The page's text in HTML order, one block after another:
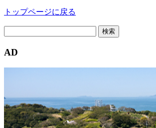
トップページに戻る
AD